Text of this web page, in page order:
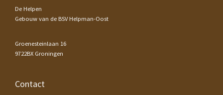
De Helpen
Gebouw van de BSV Helpman-Oost
Groenesteinlaan 16
9722BX Groningen
Contact